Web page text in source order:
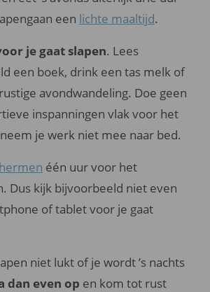
een lichte maaltijd.
je gaat slapen. Lees
een boek, drink een tas melk of
avondwandeling. Doe geen
inspanningen vlak voor het
je werk niet mee naar bed.
één uur voor het
Dus kijk bijvoorbeeld niet even
of tablet voor je gaat
niet lukt of je wordt ’s nachts
dan even op en kom tot rust